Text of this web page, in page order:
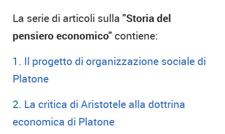
La serie di articoli sulla "Storia del
pensiero economico" contiene:
1. Il progetto di organizzazione sociale di
Platone
2. La critica di Aristotele alla dottrina
economica di Platone